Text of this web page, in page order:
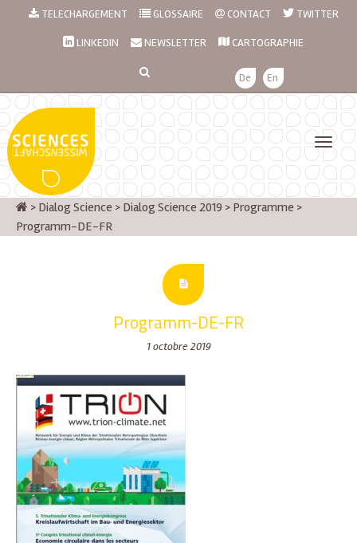
TELECHARGEMENT GLOSSAIRE CONTACT TWITTER
LINKEDIN NEWSLETTER CARTOGRAPHIE
De En
> Dialog Science > Dialog Science 2019 > Programme >
Programm-DE-FR
Programm-DE-FR
1 octobre 2019